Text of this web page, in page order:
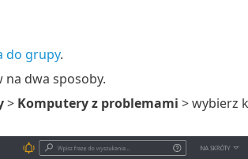
do grupy.
dwa sposoby.
> Komputery z problemami > wybierz